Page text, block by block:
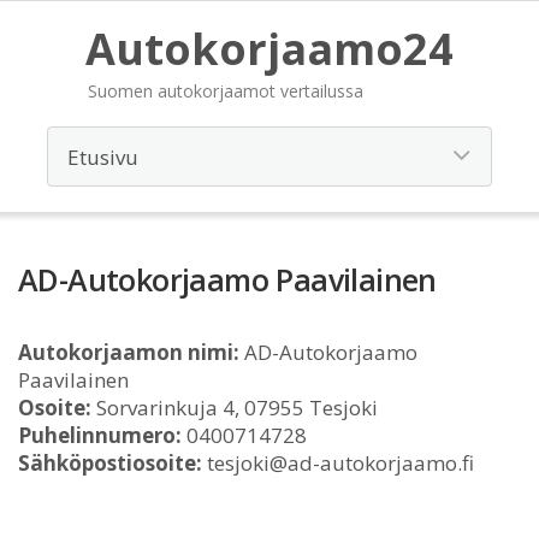
Autokorjaamo24
Suomen autokorjaamot vertailussa
AD-Autokorjaamo Paavilainen
Autokorjaamon nimi: AD-Autokorjaamo
Paavilainen
Osoite: Sorvarinkuja 4, 07955 Tesjoki
Puhelinnumero: 0400714728
Sähköpostiosoite: tesjoki@ad-autokorjaamo.fi